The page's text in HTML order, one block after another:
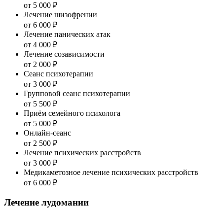
от 5 000 ₽
Лечение шизофрении
от 6 000 ₽
Лечение панических атак
от 4 000 ₽
Лечение созависимости
от 2 000 ₽
Сеанс психотерапии
от 3 000 ₽
Групповой сеанс психотерапии
от 5 500 ₽
Приём семейного психолога
от 5 000 ₽
Онлайн-сеанс
от 2 500 ₽
Лечение психических расстройств
от 3 000 ₽
Медикаметозное лечение психических расстройств
от 6 000 ₽
Лечение лудомании